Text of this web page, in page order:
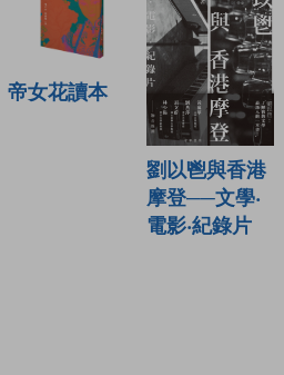
帝女花讀本
劉以鬯與香港
摩登──文學‧
電影‧紀錄片